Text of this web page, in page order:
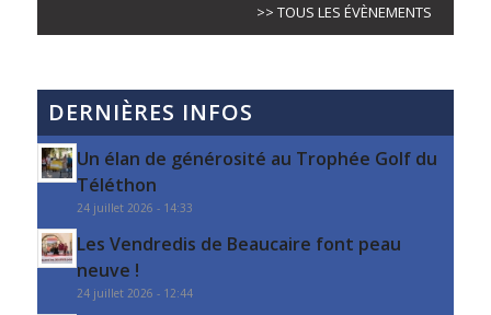
>> TOUS LES ÉVÈNEMENTS
DERNIÈRES INFOS
Un élan de générosité au Trophée Golf du
Téléthon
24 juillet 2026 - 14:33
Les Vendredis de Beaucaire font peau
neuve !
24 juillet 2026 - 12:44